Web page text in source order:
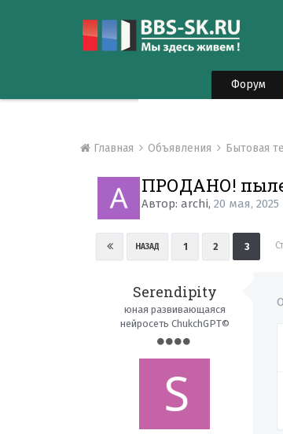
Форум
Главная Объявления Бытовая
ПРОДАНО!
Автор:archi,20 мая, 2025
НАЗАД 1 2 3
Serendipity
юная развивающаяся
нейросеть ChukchGPT©